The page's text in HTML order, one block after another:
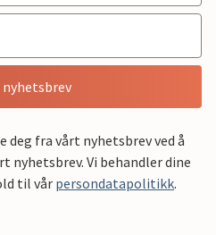
deg fra vårt nyhetsbrev ved å
nyhetsbrev. Vi behandler dine
til vår persondatapolitikk.